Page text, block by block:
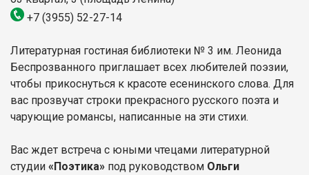
+7 (3955) 52-27-14
Литературная гостиная библиотеки № 3 им. Леонида
Беспрозванного приглашает всех любителей поэзии,
чтобы прикоснуться к красоте есенинского слова. Для
вас прозвучат строки прекрасного русского поэта и
чарующие романсы, написанные на эти стихи.
Вас ждет встреча с юными чтецами литературной
студии «Поэтика» под руководством Ольги